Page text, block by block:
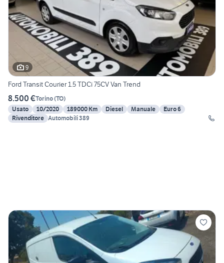
9
Ford Transit Courier 1.5 TDCi 75CV Van Trend
8.500 €Torino(TO)
Usato
10/2020 189000 Km Diesel Manuale
Euro 6
Rivenditore Automobili 389